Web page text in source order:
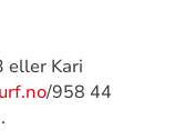
eller Kari
/958 44